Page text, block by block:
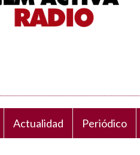
Actualidad Periódico